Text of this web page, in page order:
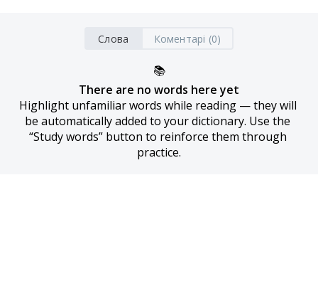
Слова Коментарі (0)
📚
There are no words here yet
Highlight unfamiliar words while reading — they will
be automatically added to your dictionary. Use the
“Study words” button to reinforce them through
practice.